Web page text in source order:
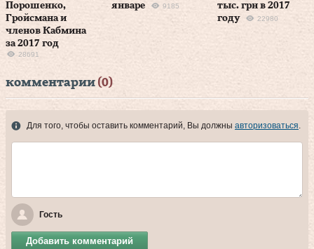
Порошенко,
Гройсмана и
членов Кабмина
за 2017 год
28691
январе
9185
тыс. грн в 2017
году
22980
комментарии (0)
Для того, чтобы оставить комментарий, Вы должны авторизоваться.
Гость
Добавить комментарий